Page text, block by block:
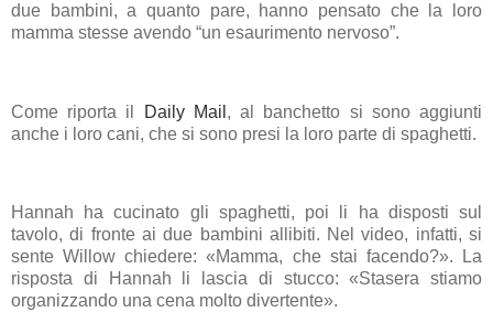
due bambini, a quanto pare, hanno pensato che la loro
mamma stesse avendo “un esaurimento nervoso”.
Come riporta il Daily Mail , al banchetto si sono aggiunti
anche i loro cani, che si sono presi la loro parte di spaghetti.
Hannah ha cucinato gli spaghetti, poi li ha disposti sul
tavolo, di fronte ai due bambini allibiti. Nel video, infatti, si
sente Willow chiedere: «Mamma, che stai facendo?». La
risposta di Hannah li lascia di stucco: «Stasera stiamo
organizzando una cena molto divertente».